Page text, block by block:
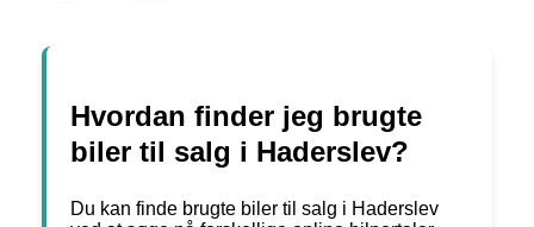
Hvordan finder jeg brugte
biler til salg i Haderslev?
Du kan finde brugte biler til salg i Haderslev